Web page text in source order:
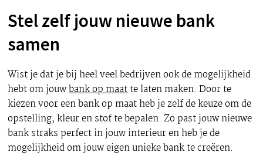
Stel zelf jouw nieuwe bank
samen
Wist je dat je bij heel veel bedrijven ook de mogelijkheid
hebt om jouwbank op maatte laten maken. Door te
kiezen voor een bank op maat heb je zelf de keuze om de
opstelling, kleur en stof te bepalen. Zo past jouw nieuwe
bank straks perfect in jouw interieur en heb je de
mogelijkheid om jouw eigen unieke bank te creëren.